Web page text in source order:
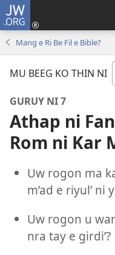
JW.ORG
Mang e Ri Be Fil e Bible?
MU BEEG KO THIN NI
GURUY NI 7
Athap ni
Rom ni Kar
Uw rogon ma
m’ad e riyul’ ni
Uw rogon u
nra tay e girdi’?